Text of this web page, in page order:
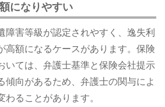
になりやすい
障害等級が認定されやすく、逸失利
高額になるケースがあります。保険
いては、弁護士基準と保険会社提示
傾向があるため、弁護士の関与によ
わることがあります。